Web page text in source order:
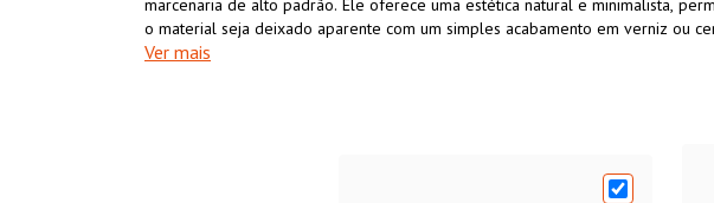
marcenaria de alto padrão. Ele oferece uma estética natural e minimalista,
o material seja deixado aparente com um simples acabamento em verniz ou
valorizando a beleza real da madeira. É uma solução sustentável e funcional,
Ver mais